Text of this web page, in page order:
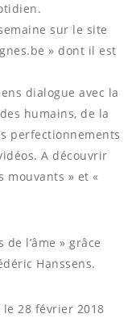
sur le site
» dont il est
dialogue avec la
humains, de la
perfectionnements
A découvrir
mouvants » et «
l’âme » grâce
Hanssens.
28 février 2018